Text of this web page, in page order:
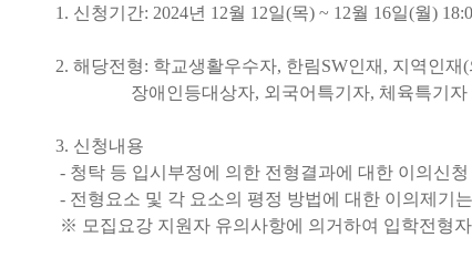
1. 신청기간: 2024년 12월 12일(목) ~ 12월 16일(월)
2. 해당전형: 학교생활우수자, 한림SW인재, 지역인
장애인등대상자, 외국어특기자, 체육특기자
3. 신청내용
- 청탁 등 입시부정에 의한 전형결과에 대한 이의신청
- 전형요소 및 각 요소의 평정 방법에 대한 이의제기
※ 모집요강 지원자 유의사항에 의거하여 입학전형